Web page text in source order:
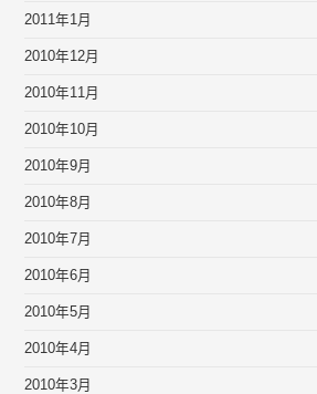
2011年1月
2010年12月
2010年11月
2010年10月
2010年9月
2010年8月
2010年7月
2010年6月
2010年5月
2010年4月
2010年3月